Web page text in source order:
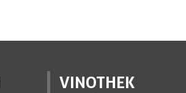
VINOTHEK